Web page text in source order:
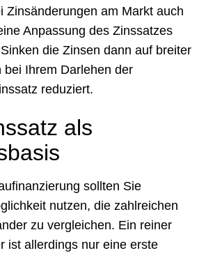
Zinsänderungen am Markt auch
Anpassung des Zinssatzes
die Zinsen dann auf breiter
bei Ihrem Darlehen der
reduziert.
als
sollten Sie
nutzen, die zahlreichen
zu vergleichen. Ein reiner
ist allerdings nur eine erste